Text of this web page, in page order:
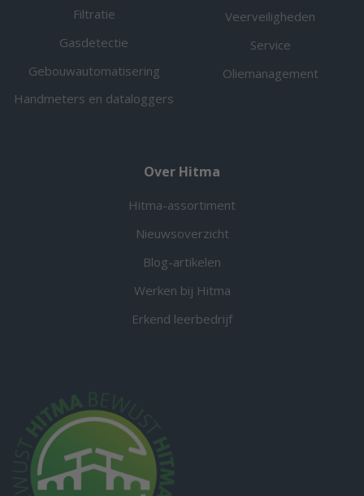
Filtratie
Gasdetectie
Gebouwautomatisering
Handmeters en dataloggers
Veerveiligheden
Service
Oliemanagement
Over Hitma
Hitma-assortiment
Nieuwsoverzicht
Blog-artikelen
Werken bij Hitma
Erkend leerbedrijf